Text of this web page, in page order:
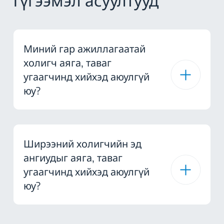
Миний гар ажиллагаатай
холигч аяга, таваг
угаагчинд хийхэд аюулгүй
юу?
Ширээний холигчийн эд
ангиудыг аяга, таваг
угаагчинд хийхэд аюулгүй
юу?